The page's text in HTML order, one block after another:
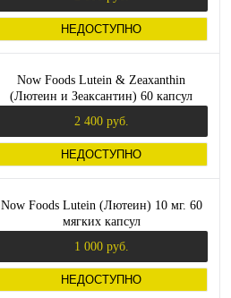
НЕДОСТУПНО
Now Foods Lutein & Zeaxanthin
(Лютеин и Зеаксантин) 60 капсул
2 400 руб.
НЕДОСТУПНО
Now Foods Lutein (Лютеин) 10 мг. 60
мягких капсул
1 000 руб.
НЕДОСТУПНО